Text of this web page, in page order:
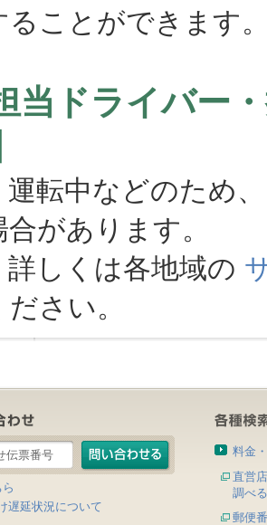
ることができます
当ドライバー
転中などのため
合があります。
しくは各地域の
ださい。
遅延状況について
料金
直営
調べる
郵便